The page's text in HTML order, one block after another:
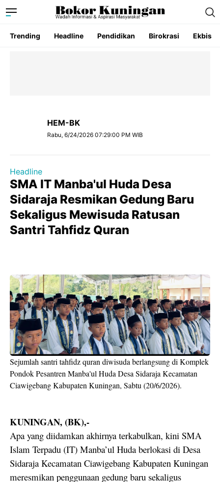
Trending Headline Pendidikan Birokrasi Ekbis
HEM-BK
Rabu, 6/24/2026 07:29:00 PM WIB
Headline
SMA IT Manba'ul Huda Desa
Sidaraja Resmikan Gedung Baru
Sekaligus Mewisuda Ratusan
Santri Tahfidz Quran
Sejumlah santri tahfidz quran diwisuda berlangsung di Komplek
Pondok Pesantren Manba'ul Huda Desa Sidaraja Kecamatan
Ciawigebang Kabupaten Kuningan, Sabtu (20/6/2026).
KUNINGAN, (BK),-
Apa yang diidamkan akhirnya terkabulkan, kini SMA
Islam Terpadu (IT) Manba’ul Huda berlokasi di Desa
Sidaraja Kecamatan Ciawigebang Kabupaten Kuningan
meresmikan penggunaan gedung baru sekaligus